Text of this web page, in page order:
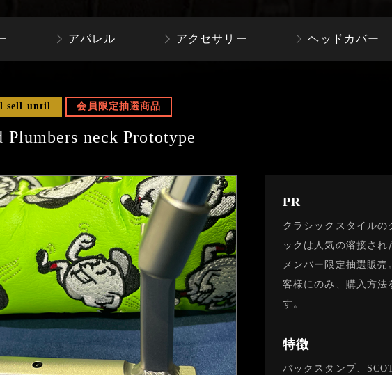
アパレル アクセサリー ヘッドカバー
sell until 会員限定抽選商品
Plumbers neck Prototype
PR
クラシックスタイルの
ックは人気の溶接され
メンバー限定抽選販売
客様にのみ、購入方法
す。
特徴
バックスタンプ、